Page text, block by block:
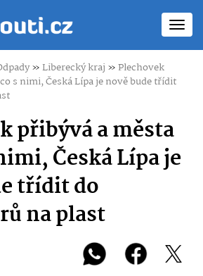
»Liberecký kraj »Plechovek
s nimi, Česká Lípa je nově bude třídit
přibývá a města
Česká Lípa je
třídit do
na plast